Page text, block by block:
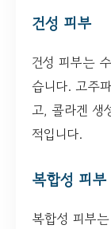
건성 피부
건성 피부는
습니다. 고주
고, 콜라겐 생
적입니다.
복합성 피부
복합성 피부